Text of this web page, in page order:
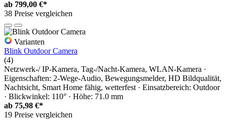
ab 799,00 €*
38 Preise vergleichen
Varianten
Blink Outdoor Camera
(4)
Netzwerk-/ IP-Kamera, Tag-/Nacht-Kamera, WLAN-Kamera ·
Eigenschaften: 2-Wege-Audio, Bewegungsmelder, HD Bildqualität,
Nachtsicht, Smart Home fähig, wetterfest · Einsatzbereich: Outdoor
· Blickwinkel: 110° · Höhe: 71.0 mm
ab 75,98 €*
19 Preise vergleichen